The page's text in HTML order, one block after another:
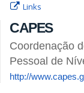
Links
CAPES
Coordenação
Pessoal de
http://